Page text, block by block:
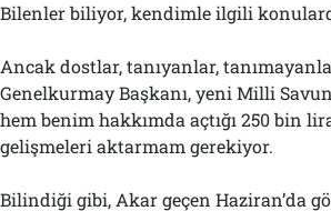
Bilenler biliyor, kendimle ilgili
Ancak dostlar, tanıyanlar,
Genelkurmay Başkanı, yeni Milli
hem benim hakkımda açtığı 250 bin
gelişmeleri aktarmam gerekiyor.
Bilindiği gibi, Akar geçen Haziran’da